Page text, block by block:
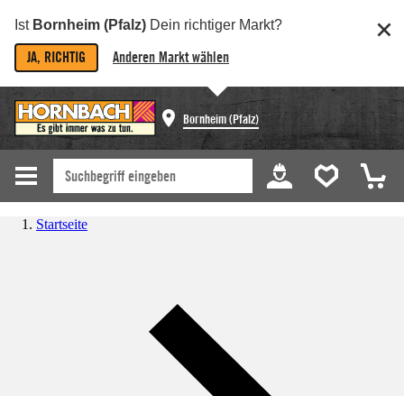
Ist Bornheim (Pfalz) Dein richtiger Markt?
JA, RICHTIG Anderen Markt wählen
Bornheim (Pfalz)
Startseite